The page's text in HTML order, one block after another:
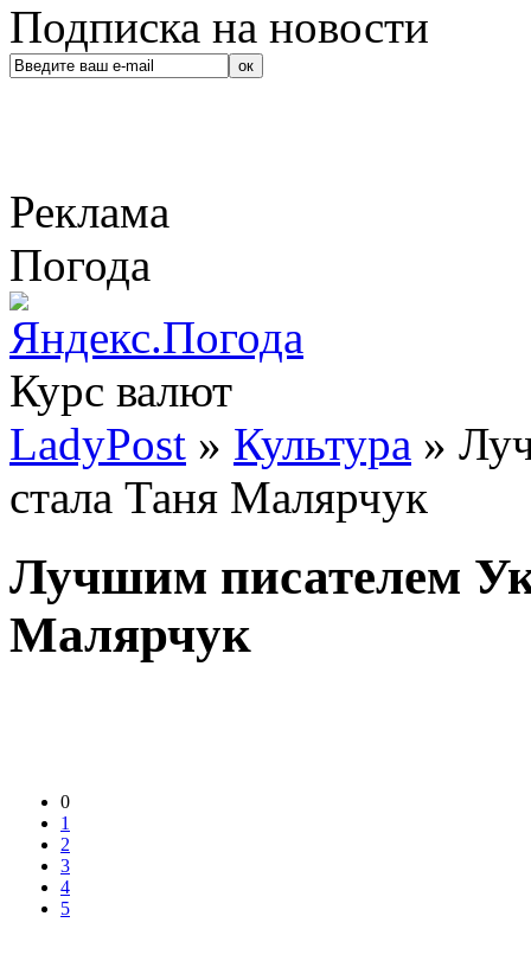
Подписка на новости
Реклама
Погода
Курс валют
LadyPost » Культура »
стала Таня Малярчук
Лучшим писателем
Малярчук
0
1
2
3
4
5